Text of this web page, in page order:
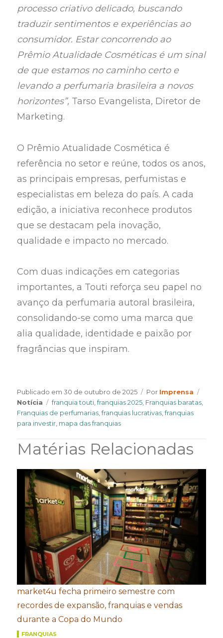
processo criativo delicado, buscando
traduzir sentimentos e experiências ao
consumidor. Estar concorrendo ao
Prêmio Atualidade Cosméticas é um sinal
de que estamos no caminho certo e
levando a perfumaria brasileira a novos
horizontes”, Tarso Evangelista, Diretor de
Marketing.
O Prêmio Atualidade Cosmética é
referência no setor e reúne, todos os anos,
as principais empresas, perfumistas e
especialistas em beleza do país. A cada
edição, a iniciativa reconhece produtos
que se destacam pela inovação,
qualidade e impacto no mercado.
Com duas indicações em categorias
importantes, a Touti reforça seu papel no
avanço da perfumaria autoral brasileira,
consolidando-se como uma marca que
alia qualidade, identidade e paixão por
fragrâncias que inspiram.
Publicado em30 de outubro de 2025 Por Author
Imprensa
Notícia
Tags
franquia touti ,franquias 2025 Franquias baratas
Franquias de perfumarias ,franquias lucrativas ,franquias
para investir mapa das franquias
Matérias Relacionadas
market4u fecha primeiro semestre com
recordes de expansão, franquias e vendas
durante a Copa do Mundo
FRANQUIAS